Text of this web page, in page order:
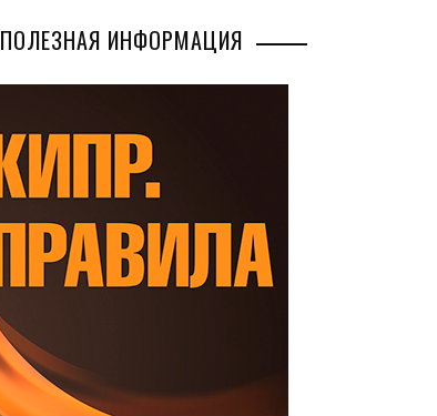
ПОЛЕЗНАЯ ИНФОРМАЦИЯ